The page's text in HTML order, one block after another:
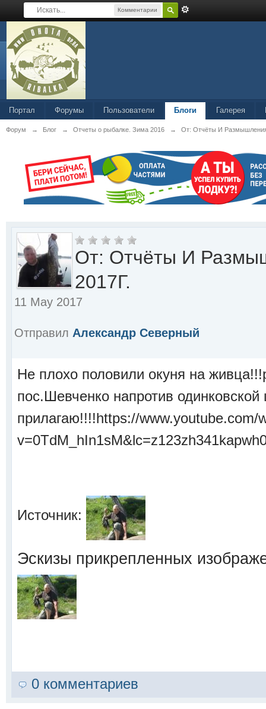
Комментарии
Портал Форумы Пользователи Блоги Галерея
Форум → Блог → Отчеты о рыбалке. Зима 2016 → От: Отчёты И
От: Отчёты И
2017Г.
11 May 2017
Отправил Александр Северный
Не плохо половили окуня на
пос.Шевченко напротив одинковской
прилагаю!!!!https://www.youtube.com/
Источник:
Эскизы прикрепленных
0 комментариев